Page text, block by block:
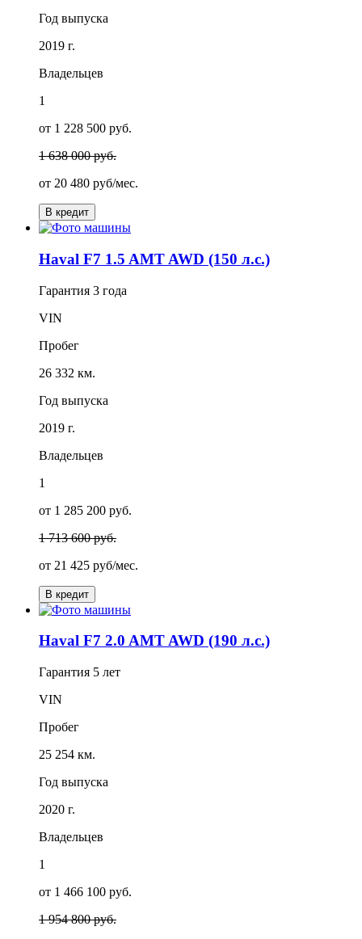
Год выпуска
2019 г.
Владельцев
1
от 1 228 500 руб.
1 638 000 руб.
от 20 480 руб/мес.
В кредит
Haval F7 1.5 AMT AWD (150 л.с.)
Гарантия 3 года
VIN
Пробег
26 332 км.
Год выпуска
2019 г.
Владельцев
1
от 1 285 200 руб.
1 713 600 руб.
от 21 425 руб/мес.
В кредит
Haval F7 2.0 AMT AWD (190 л.с.)
Гарантия 5 лет
VIN
Пробег
25 254 км.
Год выпуска
2020 г.
Владельцев
1
от 1 466 100 руб.
1 954 800 руб.